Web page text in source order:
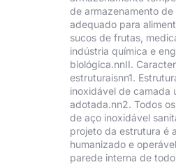
de armazenamento de
adequado para
sucos de frutas,
indústria química e
biológica.nnII.
estruturaisnn1.
inoxidável de camada
adotada.nn2. Todos
de aço inoxidável
projeto da estrutura é
humanizado e
parede interna de